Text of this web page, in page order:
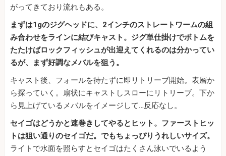
がってきており流れもある。
まずは1gのジグヘッドに、2インチのストレートワームの組
み合わせをラインに結びキャスト。ジグ単仕掛けでボトムを
たたけばロックフィッシュが出迎えてくれるのは分かってい
るが、まず好調なメバルを狙う。
キャスト後、フォールを待たずに即リトリーブ開始。表層か
ら探っていく。扇状にキャストしスローにリトリーブ。下か
ら見上げているメバルをイメージして…反応なし。
セイゴはどうかと速巻きしてやるとヒット。ファーストヒッ
トは狙い通りのセイゴだ。でもちょっぴりうれしいサイズ。
ライトで水面を照らすとセイゴはたくさん泳いでいるよう